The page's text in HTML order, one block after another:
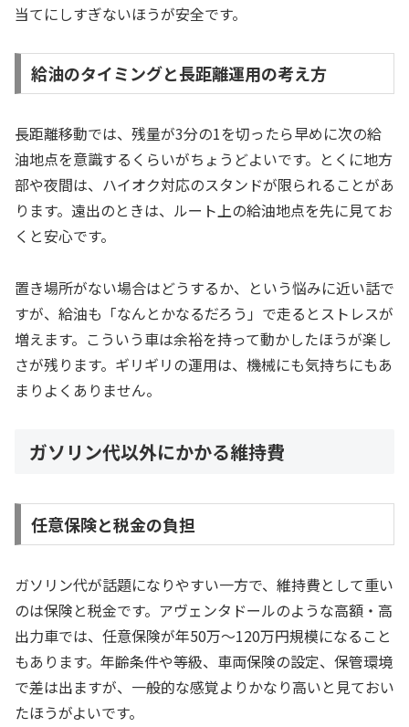
当てにしすぎないほうが安全です。
給油のタイミングと長距離運用の考え方
長距離移動では、残量が3分の1を切ったら早めに次の給
油地点を意識するくらいがちょうどよいです。とくに地方
部や夜間は、ハイオク対応のスタンドが限られることがあ
ります。遠出のときは、ルート上の給油地点を先に見てお
くと安心です。
置き場所がない場合はどうするか、という悩みに近い話で
すが、給油も「なんとかなるだろう」で走るとストレスが
増えます。こういう車は余裕を持って動かしたほうが楽し
さが残ります。ギリギリの運用は、機械にも気持ちにもあ
まりよくありません。
ガソリン代以外にかかる維持費
任意保険と税金の負担
ガソリン代が話題になりやすい一方で、維持費として重い
のは保険と税金です。アヴェンタドールのような高額・高
出力車では、任意保険が年50万〜120万円規模になること
もあります。年齢条件や等級、車両保険の設定、保管環境
で差は出ますが、一般的な感覚よりかなり高いと見ておい
たほうがよいです。